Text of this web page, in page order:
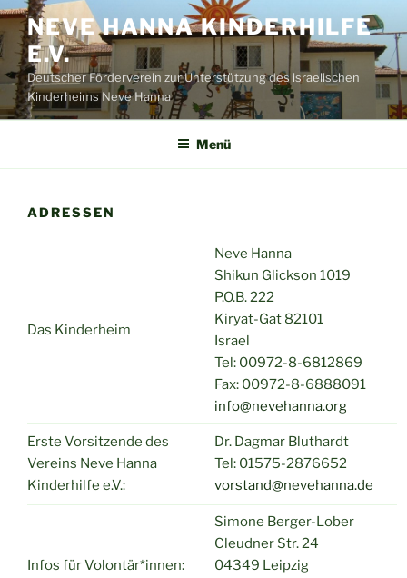
Zum
Inhalt
springen
NEVE HANNA KINDERHILFE
E.V.
Deutscher Förderverein zur Unterstützung des israelischen
Kinderheims Neve Hanna
Menü
ADRESSEN
Das Kinderheim
Neve Hanna
Shikun Glickson 1019
P.O.B. 222
Kiryat-Gat 82101
Israel
Tel: 00972-8-6812869
Fax: 00972-8-6888091
info@nevehanna.org
Erste Vorsitzende des
Vereins Neve Hanna
Kinderhilfe e.V.:
Dr. Dagmar Bluthardt
Tel: 01575-2876652
vorstand@nevehanna.de
Infos für Volontär*innen:
Simone Berger-Lober
Cleudner Str. 24
04349 Leipzig